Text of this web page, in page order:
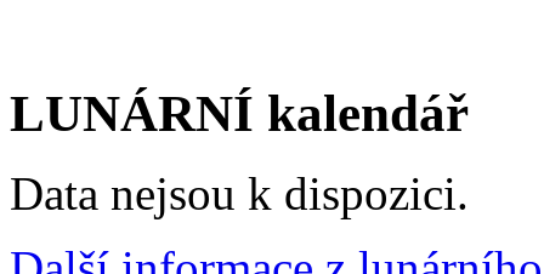
LUNÁRNÍ kalendář
Data nejsou k dispozici.